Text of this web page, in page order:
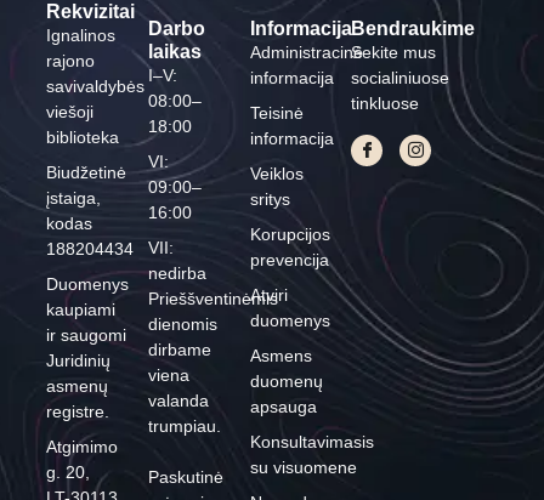
Rekvizitai
Ignalinos
rajono
savivaldybės
viešoji
biblioteka
Biudžetinė
įstaiga,
kodas
188204434
Duomenys
kaupiami
ir saugomi
Juridinių
asmenų
registre.
Atgimimo
g. 20,
Darbo
laikas
I–V:
08:00–
18:00
VI:
09:00–
16:00
VII:
nedirba
Prieššventinėmis
dienomis
dirbame
viena
valanda
trumpiau.
Paskutinė
Informacija
Administracinė
informacija
Teisinė
informacija
Veiklos
sritys
Korupcijos
prevencija
Atviri
duomenys
Asmens
duomenų
apsauga
Konsultavimasis
su visuomene
Bendraukime
Sekite mus
socialiniuose
tinkluose